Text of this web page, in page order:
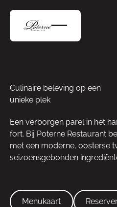
Culinaire beleving op een
unieke plek
Een verborgen parel in het
fort. Bij Poterne Restaurant
met een moderne, oosterse
seizoensgebonden
Menukaart